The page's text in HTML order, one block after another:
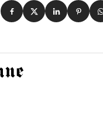
Condividi su Facebook
Condividi su X
Condividi su